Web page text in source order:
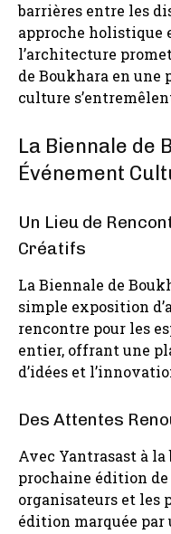
barrières entre les
approche holistique
l’architecture
de Boukhara en une
culture
La Biennale de
Événement
Un Lieu de
Créatifs
La Biennale de
simple exposition
rencontre pour les
entier, offrant une
d’idées et
Des Attentes
Avec Yantrasast à
prochaine édition
organisateurs et les
édition marquée